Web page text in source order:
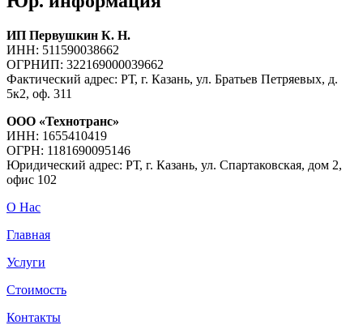
ИП Первушкин К. Н.
ИНН: 511590038662
ОГРНИП: 322169000039662
Фактический адрес: РТ, г. Казань, ул. Братьев Петряевых, д.
5к2, оф. 311
ООО «Технотранс»
ИНН: 1655410419
ОГРН: 1181690095146
Юридический адрес: РТ, г. Казань, ул. Спартаковская, дом 2,
офис 102
О Нас
Главная
Услуги
Стоимость
Контакты